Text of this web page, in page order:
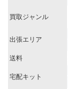
買取ジャンル
出張エリア
送料
宅配キット